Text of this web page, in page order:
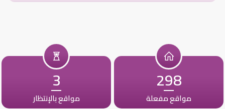
298
مواقع مفعلة
3
مواقع بالإنتظار